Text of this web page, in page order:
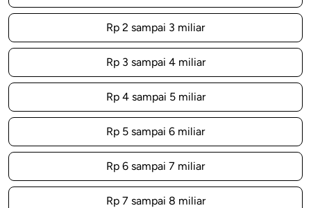
Rp 2 sampai 3 miliar
Rp 3 sampai 4 miliar
Rp 4 sampai 5 miliar
Rp 5 sampai 6 miliar
Rp 6 sampai 7 miliar
Rp 7 sampai 8 miliar